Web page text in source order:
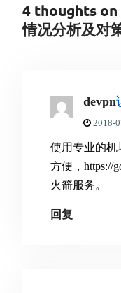
4 thoughts on
情况分析及对
devpn
2018-
使用专业的机
方便，https://
火箭服务。
回复